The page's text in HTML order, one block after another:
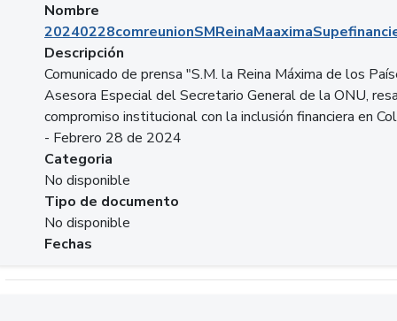
Nombre
Descripción
Comunicado de prensa "S.M. la Reina Máxima de los
Asesora Especial del Secretario General de la ONU,
compromiso institucional con la inclusión financiera en
- Febrero 28 de 2024
Categoria
No disponible
Tipo de documento
No disponible
Fechas